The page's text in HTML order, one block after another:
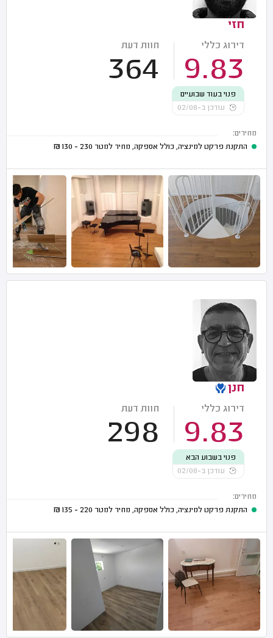
חזי
דירוג כללי
9.83
חוות דעת
364
פנוי בעוד שבועיים
עודכן ב-02/08
מחירים:
התקנת פרקט למינציה, כולל אספקה, מחיר למטר 230 - 130
₪
חנן
דירוג כללי
9.83
חוות דעת
298
פנוי בשבוע הבא
עודכן ב-02/08
מחירים:
התקנת פרקט למינציה, כולל אספקה, מחיר למטר 220 - 135
₪